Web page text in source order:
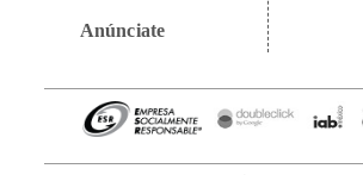
Anúnciate